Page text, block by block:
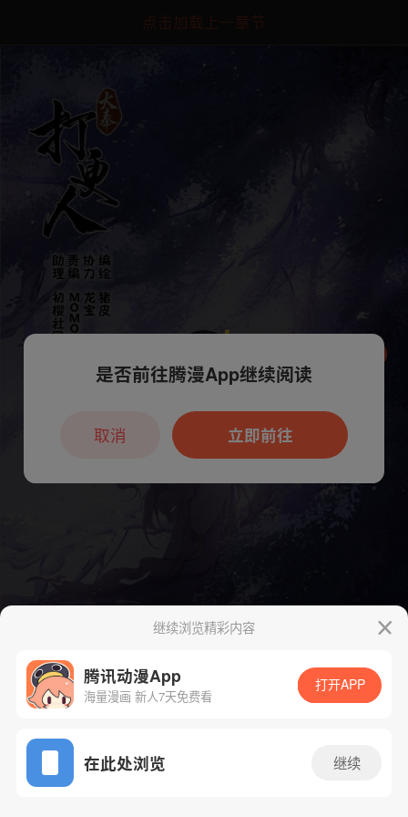
点击加载上一章节
App免费看
继续浏览精彩内容
腾讯动漫App
海量漫画 新人7天免费看
打开APP
在此处浏览 继续
本章节仅支持App阅读，可打开App新用
户7天免费看
是否前往腾漫App继续阅读
立即前往
取消